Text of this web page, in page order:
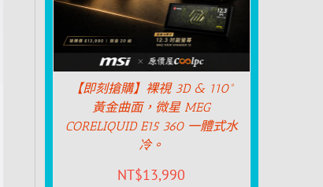
【即刻搶購】裸視 3D & 110°
黃金曲面，微星 MEG
CORELIQUID E15 360 一體式水
冷。
NT$13,990